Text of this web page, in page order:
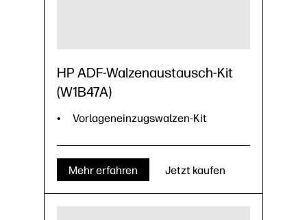
HP ADF-Walzenaustausch-Kit
(W1B47A)
Vorlageneinzugswalzen-Kit
Mehr erfahren Jetzt kaufen